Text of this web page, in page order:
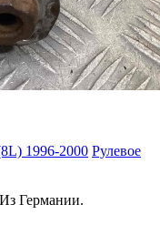
1996-2000 Рулевое
Германии.